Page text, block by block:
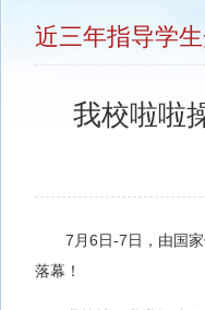
近三年指导学
我校啦啦
7月6日-7日，由国
落幕！